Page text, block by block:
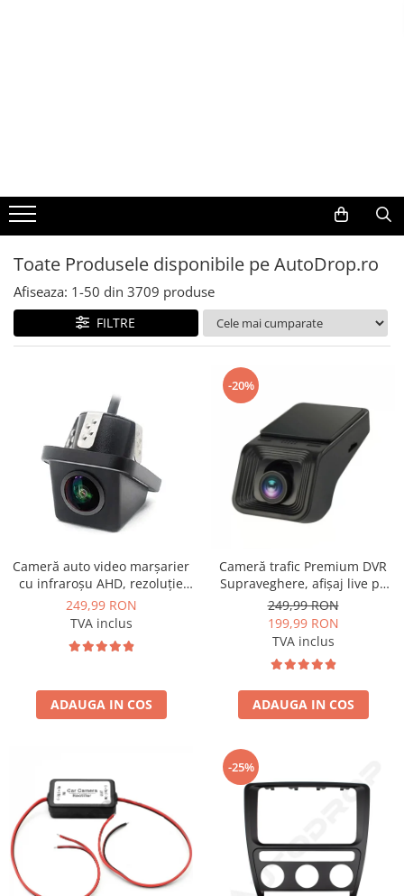
Volkswagen
Audi
Mercedes Benz
Ford
Peugeot
Hyundai
Chevrolet
Renault
Nissan
Mitsubishi
Toate Produsele disponibile pe AutoDrop.ro
Afiseaza: 1-50 din 3709 produse
FILTRE
Cameră auto video marșarier
cu infraroșu AHD, rezoluție
1920x1080P, unghi deschis
155° - AD-BGCM10-G
249,99 RON
TVA inclus
ADAUGA IN COS
-20%
Cameră trafic Premium DVR
Supraveghere, afișaj live pe
multimedia și înregistrare pe
SD - AD-BGCMDVR3
249,99 RON
199,99 RON
TVA inclus
ADAUGA IN COS
-25%